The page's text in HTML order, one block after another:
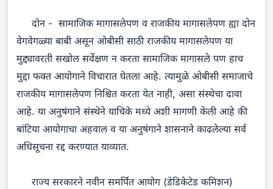
दोन - सामाजिक मागासलेपण व राजकीय मागासलेपण ह्या दोन
वेगवेगळ्या बाबी असून ओबीसी साठी राजकीय मागासलेपण या
मुद्द्यावरती सखोल सर्वेक्षण न करता सामाजिक मागासले पण हाच
मुद्दा फक्त आयोगाने विचारात घेतला आहे. त्यामुळे ओबीसी समाजाचे
राजकीय मागासलेपण निश्चित करता येत नाही, असा संस्थेचा दावा
आहे. या अनुषंगाने संस्थेने याचिके मध्ये अशी मागणी केली आहे की
बांटिया आयोगाचा अहवाल व या अनुषंगाने शासनाने काढलेल्या सर्व
अधिसूचना रद्द करण्यात याव्यात.
राज्य सरकारने नवीन समर्पित आयोग (डेडिकेटेड कमिशन)